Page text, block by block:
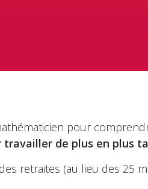
pour
travailler de plus en plus
retraites (au lieu des 25